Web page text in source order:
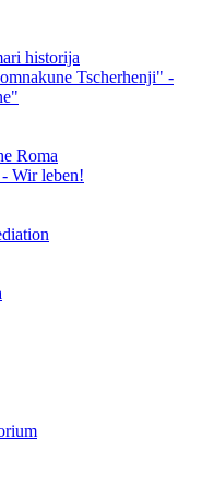
historija
Tscherhenji" -
Roma
Wir leben!